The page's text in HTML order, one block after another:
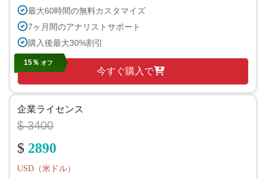
最大60時間の無料カスタマイズ
7ヶ月間のアナリストサポート
購入後最大30%割引
今すぐ購入で
15％ オフ
企業ライセンス
$ 3400
$ 2890
USD（米ドル）